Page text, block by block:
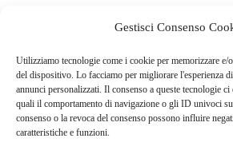
Gestisci Consenso
Utilizziamo tecnologie come i cookie per memorizzare e/
del dispositivo. Lo facciamo per migliorare l'esperienza
annunci personalizzati. Il consenso a queste tecnologie
quali il comportamento di navigazione o gli ID univoci
consenso o la revoca del consenso possono influire
caratteristiche e funzioni.
Speciale Circoli e Calendari 2018
0,00€